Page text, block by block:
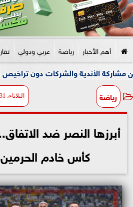
أهم الأخبار رياضة عربي ودولي
والشركات دون تراخيص سليمة
رياضة الثلاثاء، 31 أكتوبر 2023
أبرزها النصر ضد
كأس خادم